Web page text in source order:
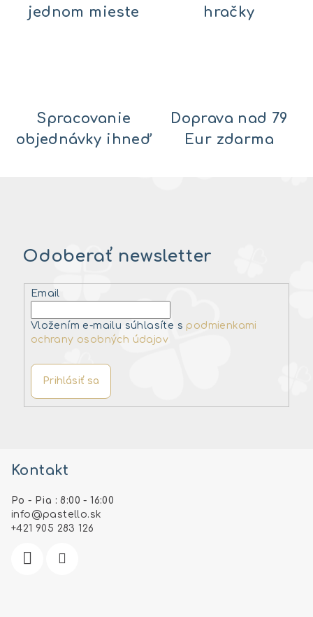
jednom mieste
hračky
Spracovanie
objednávky ihneď
Doprava nad 79
Eur zdarma
Odoberať newsletter
Email
Vložením e-mailu súhlasíte s podmienkami
ochrany osobných údajov
Prihlásiť sa
Kontakt
Po - Pia : 8:00 - 16:00
info @pastello.sk
+421 905 283 126